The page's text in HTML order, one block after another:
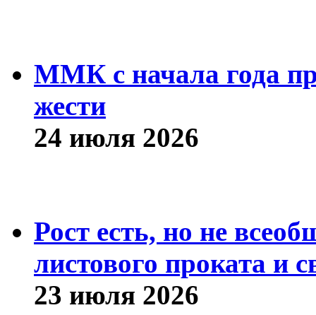
ММК с начала года
жести
24 июля 2026
Рост есть, но не
листового проката и
23 июля 2026